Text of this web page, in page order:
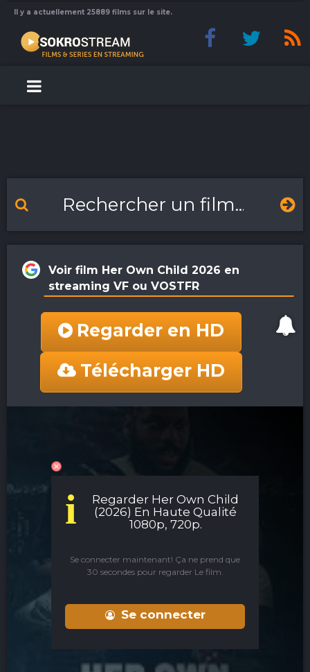
Il y a actuellement 25889 films sur le site.
Voir film Her Own Child 2026 en
streaming VF ou VOSTFR
Regarder en HD
Télécharger HD
i
Regarder Her Own Child
(2026) En Haute Qualité
1080p, 720p.
Se connecter maintenant! Ça ne prend que
30 secondes pour regarder Le film.
Se connecter